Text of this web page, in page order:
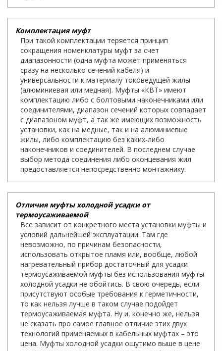
Комплектация муфт
При такой комплектации теряется принцип
сокращения номенклатуры муфт за счет
диапазонности (одна муфта может применяться
сразу на несколько сечений кабеля) и
универсальности к материалу токоведущей жилы
(алюминиевая или медная). Муфты «КВТ» имеют
комплектацию либо с болтовыми наконечниками или
соединителями, диапазон сечений которых совпадает
с диапазоном муфт, а так же имеющих возможность
установки, как на медные, так и на алюминиевые
жилы, либо комплектацию без каких-либо
наконечников и соединителей. В последнем случае
выбор метода соединения либо оконцевания жил
предоставляется непосредственно монтажнику.
Отличия муфты холодной усадки от
термоусаживаемой
Все зависит от конкретного места установки муфты и
условий дальнейшей эксплуатации. Там где
невозможно, по причинам безопасности,
использовать открытое пламя или, вообще, любой
нагревательный прибор достаточный для усадки
термоусаживаемой муфты без использования муфты
холодной усадки не обойтись. В свою очередь, если
присутствуют особые требования к герметичности,
то как нельзя лучше в таком случае подойдет
термоусаживаемая муфта. Ну и, конечно же, нельзя
не сказать про самое главное отличие этих двух
технологий применяемых в кабельных муфтах – это
цена. Муфты холодной усадки ощутимо выше в цене